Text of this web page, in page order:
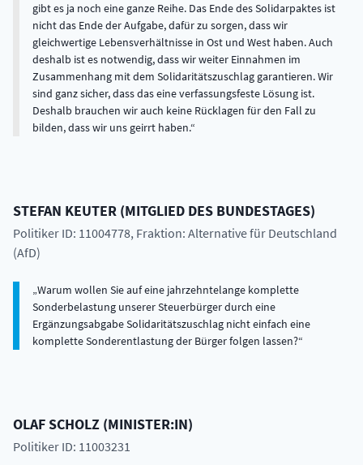
gibt es ja noch eine ganze Reihe. Das Ende des Solidarpaktes ist
nicht das Ende der Aufgabe, dafür zu sorgen, dass wir
gleichwertige Lebensverhältnisse in Ost und West haben. Auch
deshalb ist es notwendig, dass wir weiter Einnahmen im
Zusammenhang mit dem Solidaritätszuschlag garantieren. Wir
sind ganz sicher, dass das eine verfassungsfeste Lösung ist.
Deshalb brauchen wir auch keine Rücklagen für den Fall zu
bilden, dass wir uns geirrt haben.
STEFAN KEUTER (MITGLIED DES BUNDESTAGES)
Politiker ID: 11004778, Fraktion: Alternative für Deutschland
(AfD)
Warum wollen Sie auf eine jahrzehntelange komplette
Sonderbelastung unserer Steuerbürger durch eine
Ergänzungsabgabe Solidaritätszuschlag nicht einfach eine
komplette Sonderentlastung der Bürger folgen lassen?
OLAFSCHOLZ (MINISTER:IN)
Politiker ID: 11003231